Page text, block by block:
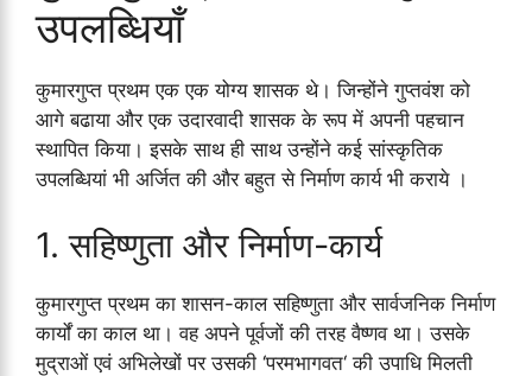
उपलब्धियाँ
कुमारगुप्त प्रथम एक एक योग्य शासक थे। जिन्होंने गुप्तवंश को
आगे बढाया और एक उदारवादी शासक के रूप में अपनी पहचान
स्थापित किया। इसके साथ ही साथ उन्होंने कई सांस्कृतिक
उपलब्धियां भी अर्जित की और बहुत से निर्माण कार्य भी कराये ।
1. सहिष्णुता और निर्माण-कार्य
कुमारगुप्त प्रथम का शासन-काल सहिष्णुता और सार्वजनिक निर्माण
कार्यों का काल था। वह अपने पूर्वजों की तरह वैष्णव था। उसके
मुद्राओं एवं अभिलेखों पर उसकी ‘परमभागवत‘ की उपाधि मिलती